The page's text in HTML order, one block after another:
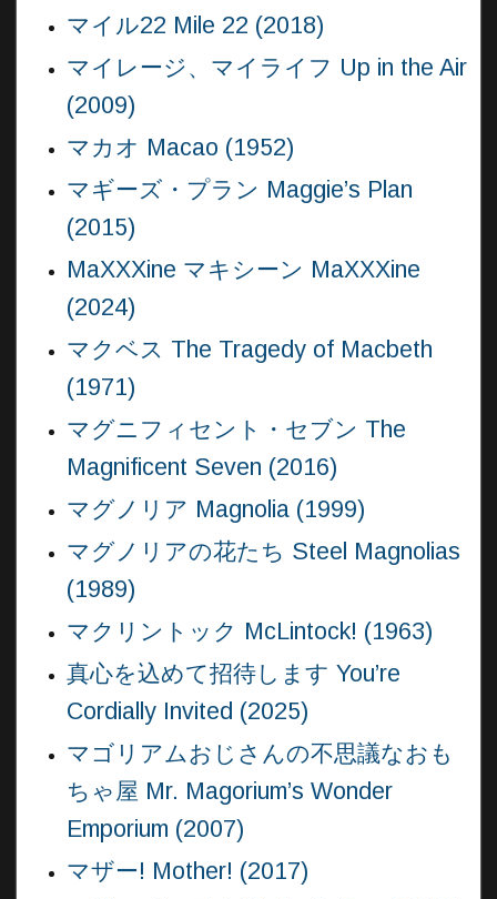
マイル22 Mile 22 (2018)
マイレージ、マイライフ Up in the Air
(2009)
マカオ Macao (1952)
マギーズ・プラン Maggie’s Plan
(2015)
MaXXXine マキシーン MaXXXine
(2024)
マクベス The Tragedy of Macbeth
(1971)
マグニフィセント・セブン The
Magnificent Seven (2016)
マグノリア Magnolia (1999)
マグノリアの花たち Steel Magnolias
(1989)
マクリントック McLintock! (1963)
真心を込めて招待します You’re
Cordially Invited (2025)
マゴリアムおじさんの不思議なおも
ちゃ屋 Mr. Magorium’s Wonder
Emporium (2007)
マザー! Mother! (2017)